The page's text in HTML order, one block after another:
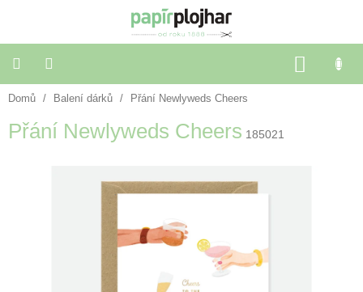
KOŠÍK
Balení
Domů / Balení dárků / Přání Newlyweds Cheers
Přání Newlyweds Cheers 185021